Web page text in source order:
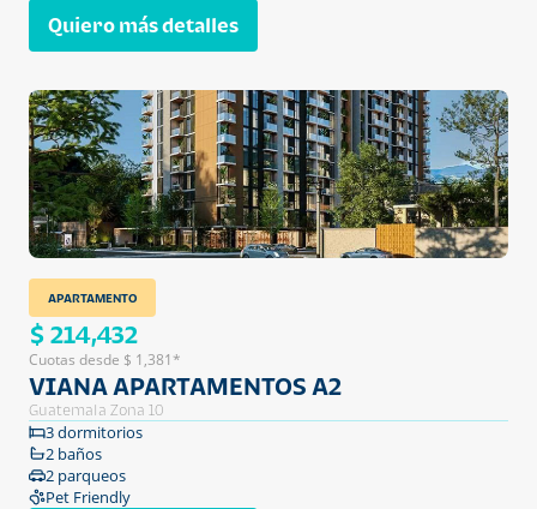
Quiero más detalles
APARTAMENTO
$ 214,432
Cuotas desde $ 1,381*
VIANA APARTAMENTOS A2
Guatemala Zona 10
3 dormitorios
2 baños
2 parqueos
Pet Friendly